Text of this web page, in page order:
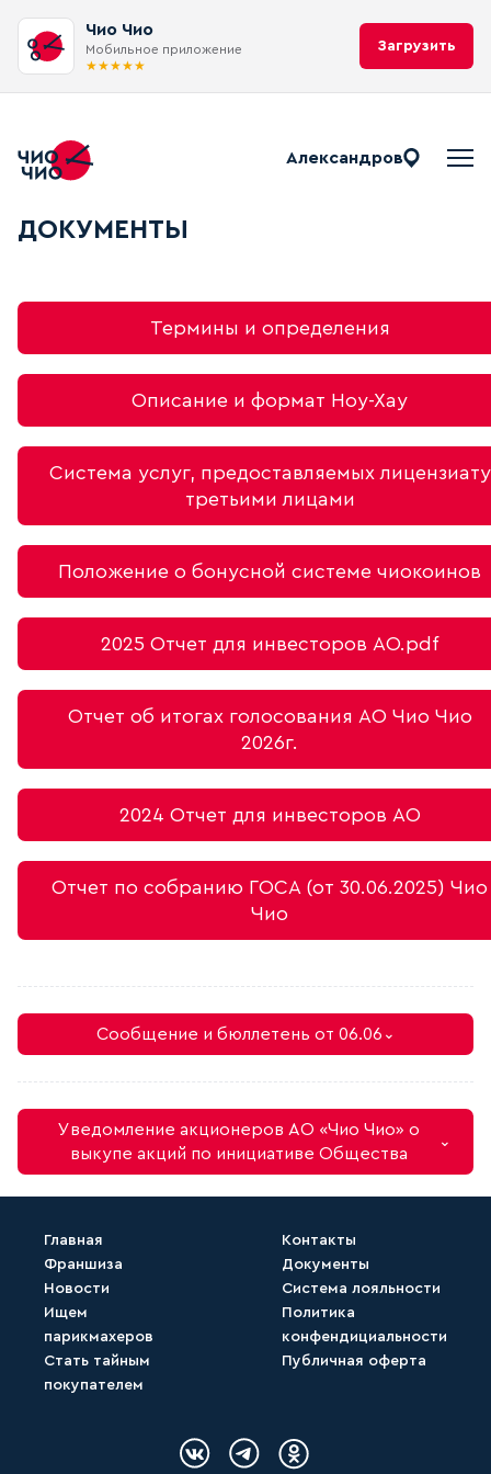
Чио Чио
Мобильное приложение
★★★★★
Загрузить
Александров
Документы Чио Чио
ДОКУМЕНТЫ
Термины и определения
Описание и формат Ноу-Хау
Система услуг, предоставляемых лицензиату
третьими лицами
Положение о бонусной системе чиокоинов
2025 Отчет для инвесторов АО.pdf
Отчет об итогах голосования АО Чио Чио
2026г.
2024 Отчет для инвесторов АО
Отчет по собранию ГОСА (от 30.06.2025) Чио
Чио
Сообщение и бюллетень от 06.06 ⌄
Скачать (Бюллетень ГОСА 2025.docx)
Скачать (2. Сообщение для
Уведомление акционеров АО «Чио Чио» о
выкупе акций по инициативе Общества
⌄
Главная
Франшиза
Новости
Ищем
парикмахеров
Стать тайным
покупателем
Контакты
Документы
Система лояльности
Политика
конфендициальности
Публичная оферта
Логотип Вконтакте
Логотип Telegram
Логотип